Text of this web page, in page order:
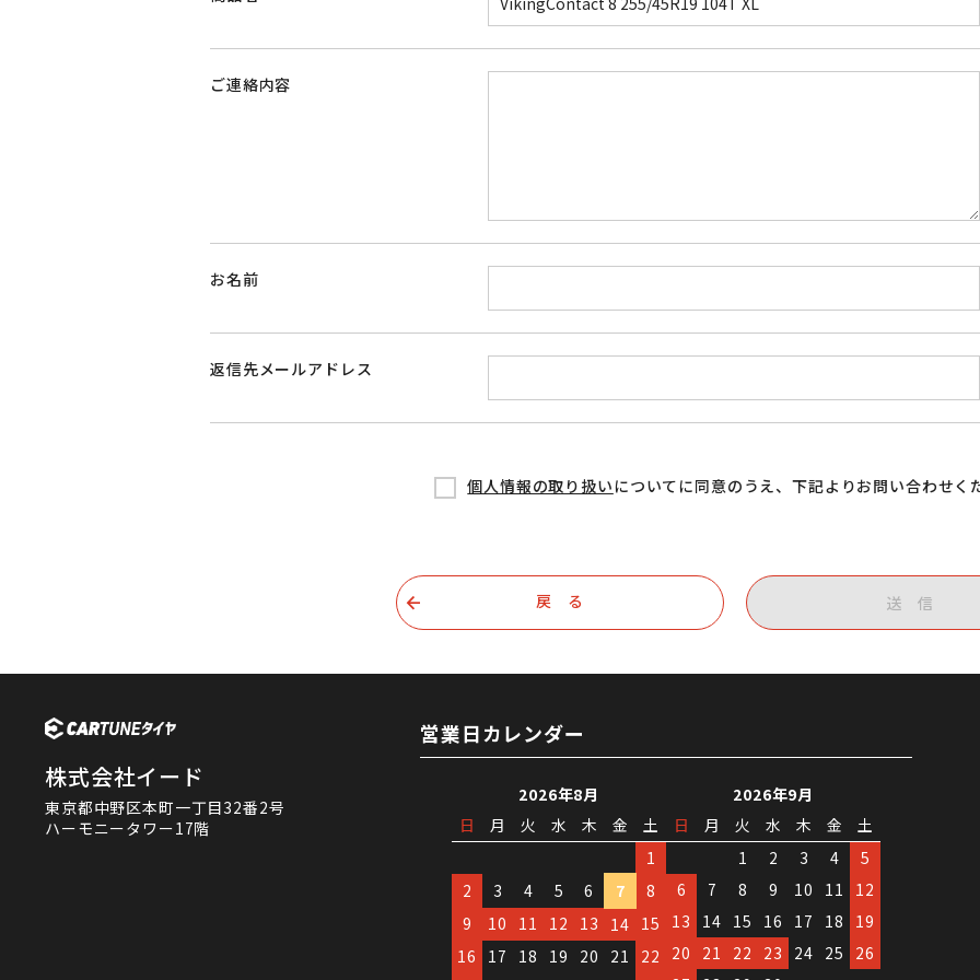
ご連絡内容
お名前
返信先メールアドレス
個人情報の取り扱いについてに同意のうえ、下記よりお問い合わせく
送 信
戻 る
株式会社イード
東京都中野区本町一丁目32番2号
ハーモニータワー17階
営業日カレンダー
2026年8月
日
月 火 水 木 金
土
1
2
3 4 5 6 7
8
9
10 11 12 13 14 15
16
17 18 19 20 21
22
2026年9月
日
月 火 水 木 金
土
1
2 3 4
5
6
7 8 9 10 11
12
13
14 15 16 17 18
19
20
21 22 23 24 25
26